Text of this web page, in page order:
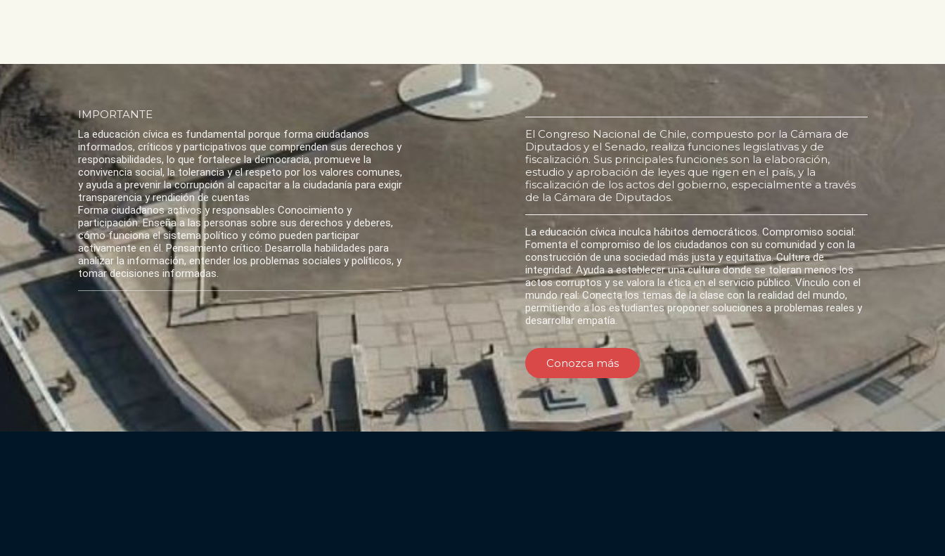
IMPORTANTE
La educación cívica es fundamental porque forma ciudadanos
informados, críticos y participativos que comprenden sus derechos y
responsabilidades, lo que fortalece la democracia, promueve la
convivencia social, la tolerancia y el respeto por los valores comunes,
y ayuda a prevenir la corrupción al capacitar a la ciudadanía para exigir
transparencia y rendición de cuentas
Forma ciudadanos activos y responsables Conocimiento y
participación: Enseña a las personas sobre sus derechos y deberes,
cómo funciona el sistema político y cómo pueden participar
activamente en él. Pensamiento crítico: Desarrolla habilidades para
analizar la información, entender los problemas sociales y políticos, y
tomar decisiones informadas.
El Congreso Nacional de Chile, compuesto por la Cámara de
Diputados y el Senado, realiza funciones legislativas y de
fiscalización. Sus principales funciones son la elaboración,
estudio y aprobación de leyes que rigen en el país, y la
fiscalización de los actos del gobierno, especialmente a través
de la Cámara de Diputados.
La educación cívica inculca hábitos democráticos. Compromiso social:
Fomenta el compromiso de los ciudadanos con su comunidad y con la
construcción de una sociedad más justa y equitativa. Cultura de
integridad: Ayuda a establecer una cultura donde se toleran menos los
actos corruptos y se valora la ética en el servicio público. Vínculo con el
mundo real: Conecta los temas de la clase con la realidad del mundo,
permitiendo a los estudiantes proponer soluciones a problemas reales y
desarrollar empatía.
Conozca más